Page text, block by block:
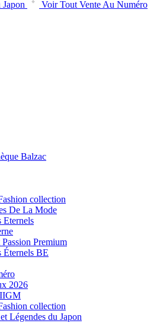
Voir Tout Vente Au Numéro
Balzac
collection
De La Mode
Eternels
Premium
Éternels BE
2026
collection
Légendes du Japon